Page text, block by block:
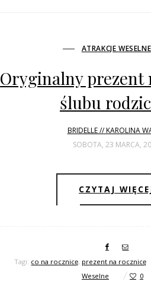
ATRAKCJE WESELNE
Oryginalny prezent
ślubu
BRIDELLE // KAROLINA
SOBOTA, 23 MARCA,
CZYTAJ
Tagi: co na rocznicę, prezent na rocznicę
Weselne
0